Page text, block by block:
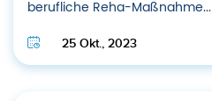
berufliche Reha-Maßnahme...
25 Okt., 2023